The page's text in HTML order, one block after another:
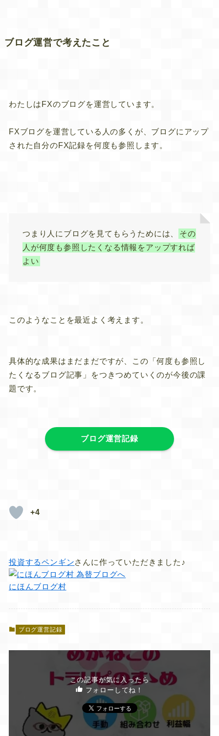
ブログ運営で考えたこと
わたしはFXのブログを運営しています。
FXブログを運営している人の多くが、ブログにアップ
された自分のFX記録を何度も参照します。
つまり人にブログを見てもらうためには、
その
人が何度も参照したくなる情報をアップすれば
よい
このようなことを最近よく考えます。
具体的な成果はまだまだですが、この「何度も参照し
たくなるブログ記事」をつきつめていくのが今後の課
題です。
ブログ運営記録
+4
投資するペンギンさんに作っていただきました♪
にほんブログ村
ブログ運営記録
この記事が気に入ったら
フォローしてね！